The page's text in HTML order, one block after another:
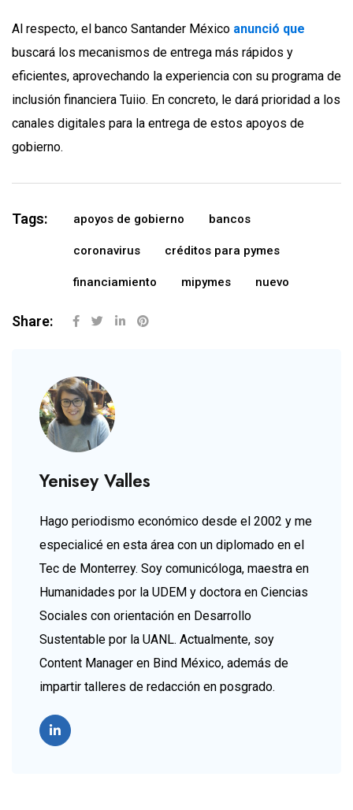
Al respecto, el banco Santander México anunció que
buscará los mecanismos de entrega más rápidos y
eficientes, aprovechando la experiencia con su programa de
inclusión financiera Tuiio. En concreto, le dará prioridad a los
canales digitales para la entrega de estos apoyos de
gobierno.
Tags: apoyos de gobierno bancos
coronavirus créditos para pymes
financiamiento mipymes nuevo
Share:
Yenisey Valles
Hago periodismo económico desde el 2002 y me
especialicé en esta área con un diplomado en el
Tec de Monterrey. Soy comunicóloga, maestra en
Humanidades por la UDEM y doctora en Ciencias
Sociales con orientación en Desarrollo
Sustentable por la UANL. Actualmente, soy
Content Manager en Bind México, además de
impartir talleres de redacción en posgrado.